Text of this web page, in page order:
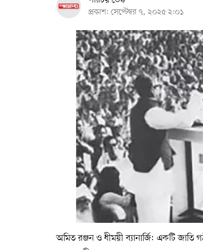
প্রকাশ: সেপ্টেম্বর ৭, ২০২৫ ২:০১
অমিত রঞ্জন ও ধীময়ী ব্যানার্জি: একটি জাতি